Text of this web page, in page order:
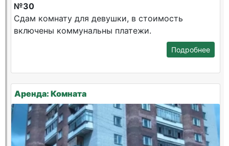
№30
Сдам комнату для девушки, в стоимость
включены коммунальны платежи.
Подробнее
Аренда: Комната